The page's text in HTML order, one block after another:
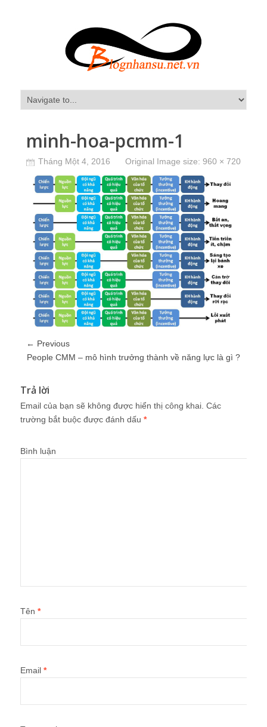
minh-hoa-pcmm-1
Tháng Một 4, 2016 Original Image size: 960 × 720
← Previous
People CMM – mô hình trưởng thành về năng lực là gì ?
Trả lời
Email của bạn sẽ không được hiển thị công khai. Các
trường bắt buộc được đánh dấu *
Bình luận
Tên *
Email *